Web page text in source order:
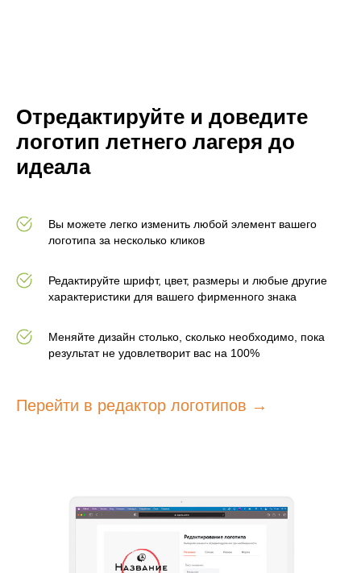
Отредактируйте и доведите
логотип летнего лагеря до
идеала
Вы можете легко изменить любой элемент вашего
логотипа за несколько кликов
Редактируйте шрифт, цвет, размеры и любые другие
характеристики для вашего фирменного знака
Меняйте дизайн столько, сколько необходимо, пока
результат не удовлетворит вас на 100%
Перейти в редактор логотипов